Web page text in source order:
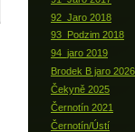
92_Jaro 2018
93_Podzim 2018
94_jaro 2019
Brodek B jaro 2026
Čekyně 2025
Černotín 2021
Černotín/Ústí